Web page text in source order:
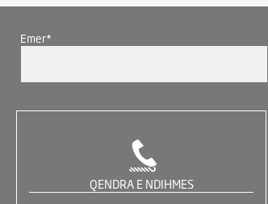
Emer*
QENDRA E NDIHMES